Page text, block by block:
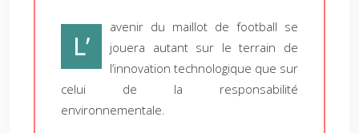
L’
avenir du maillot de football se
jouera autant sur le terrain de
l’innovation technologique que sur
celui de la responsabilité
environnementale.